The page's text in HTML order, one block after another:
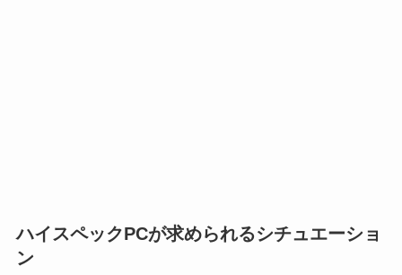
ハイスペックPCが求められるシチュエーショ
ン